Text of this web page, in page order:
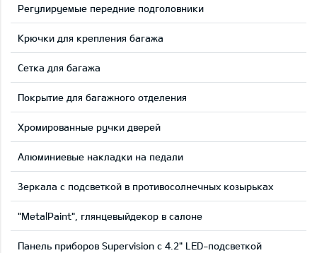
Регулируемые передние подголовники
Крючки для крепления багажа
Сетка для багажа
Покрытие для багажного отделения
Хромированные ручки дверей
Aлюминиевые накладки на педали
Зеркала с подсветкой в противосолнечных козырьках
"MetalPaint", глянцевыйдекор в салоне
Панель приборов Supervision c 4.2" LED-подсветкой